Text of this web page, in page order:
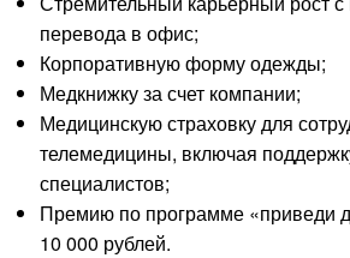
перевода в офис;
Корпоративную форму одежды;
Медкнижку за счет компании;
Медицинскую страховку для
телемедицины, включая
специалистов;
Премию по программе «приведи
10 000 рублей.